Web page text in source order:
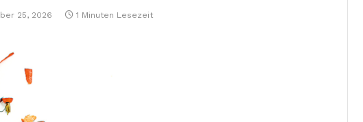
25, 2026 1 Minuten Lesezeit